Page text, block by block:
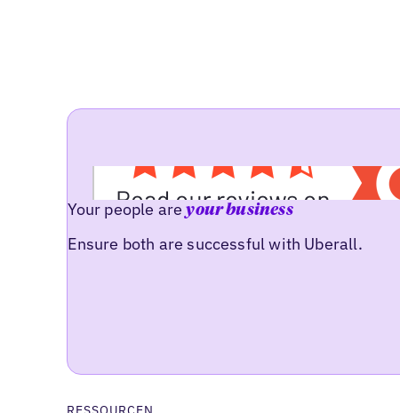
Your people areyour business
Ensure both are successful with Uberall.